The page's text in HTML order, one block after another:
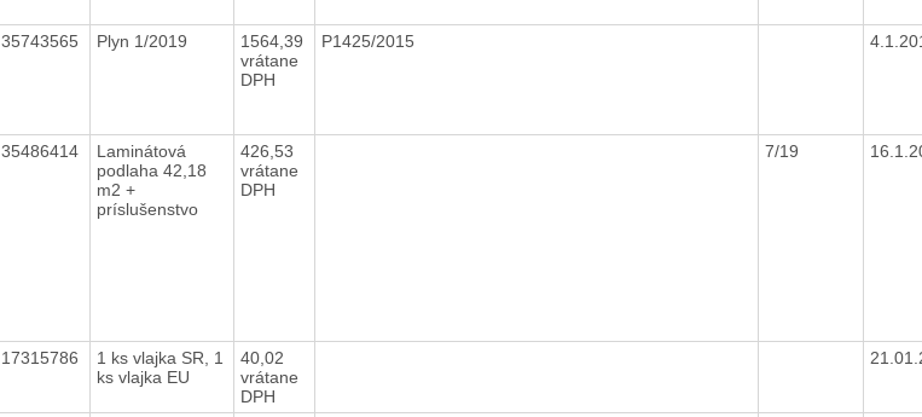
35743565 Plyn 1/2019
1564,39
vrátane
DPH
P1425/2015
35486414
Laminátová
podlaha 42,18
m2 +
príslušenstvo
426,53
vrátane
DPH
7/19
17315786
1 ks vlajka SR, 1
ks vlajka EU
40,02
vrátane
DPH